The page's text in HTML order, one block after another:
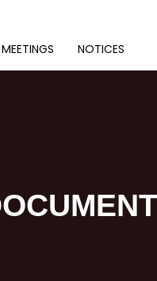
NOTICES